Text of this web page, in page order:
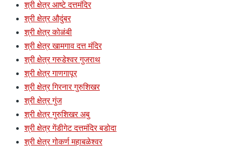
श्री क्षेत्र आष्टे दत्तमंदिर
श्री क्षेत्र औदुंबर
श्री क्षेत्र कोळंबी
श्री क्षेत्र खामगाव दत्त मंदिर
श्री क्षेत्र गरुडेश्वर गुजराथ
श्री क्षेत्र गाणगापूर
श्री क्षेत्र गिरनार गुरुशिखर
श्री क्षेत्र गुंज
श्री क्षेत्र गुरुशिखर अबु
श्री क्षेत्र गेंडीगेट दत्तमंदिर बडोदा
श्री क्षेत्र गोकर्ण महाबळेश्वर